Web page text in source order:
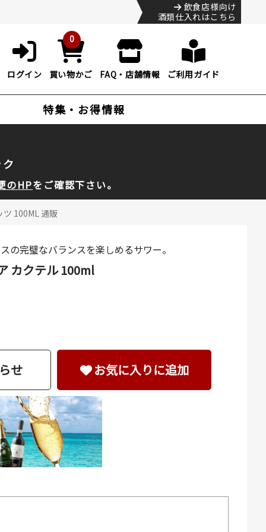
飲食店様向け
酒類仕入れはこちら
ログイン
0
買い物かご FAQ・店舗情報 ご利用ガイド
特集・お得情報
のHPをご確認下さい。
ツ 100ML 通販
の完璧なバランスを楽しめるサワー。
カクテル 100ml
せ お気に入りに追加